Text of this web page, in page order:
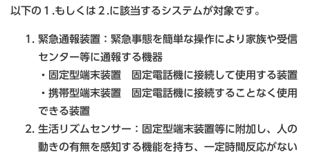
以下の１.もしくは２.に該当するシステムが対象です。
緊急通報装置：緊急事態を簡単な操作により家族や受信
センター等に通報する機器
・固定型端末装置 固定電話機に接続して使用する装置
・携帯型端末装置 固定電話機に接続することなく使用
できる装置
生活リズムセンサー：固定型端末装置等に附加し、人の
動きの有無を感知する機能を持ち、一定時間反応がない